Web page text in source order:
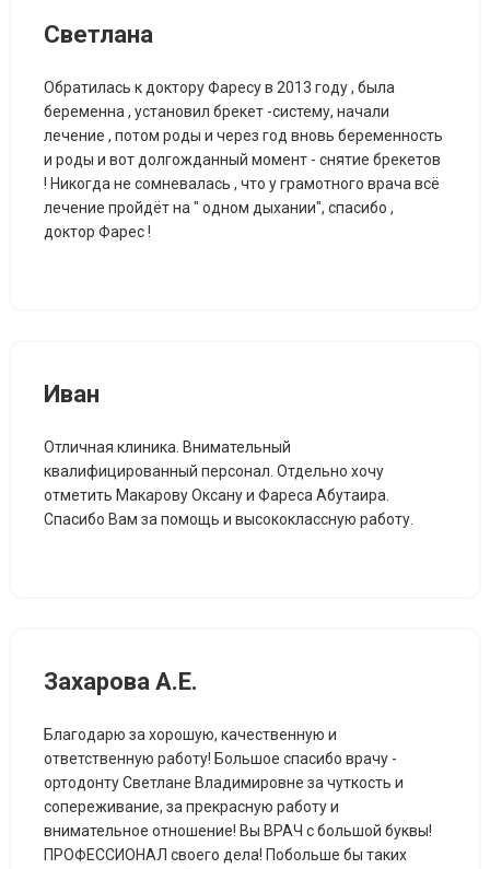
Светлана
Обратилась к доктору Фаресу в 2013 году , была
беременна , установил брекет -систему, начали
лечение , потом роды и через год вновь беременность
и роды и вот долгожданный момент - снятие брекетов
! Никогда не сомневалась , что у грамотного врача всё
лечение пройдёт на " одном дыхании", спасибо ,
доктор Фарес !
Иван
Отличная клиника. Внимательный
квалифицированный персонал. Отдельно хочу
отметить Макарову Оксану и Фареса Абутаира.
Спасибо Вам за помощь и высококлассную работу.
Захарова А.Е.
Благодарю за хорошую, качественную и
ответственную работу! Большое спасибо врачу -
ортодонту Светлане Владимировне за чуткость и
сопереживание, за прекрасную работу и
внимательное отношение! Вы ВРАЧ с большой буквы!
ПРОФЕССИОНАЛ своего дела! Побольше бы таких